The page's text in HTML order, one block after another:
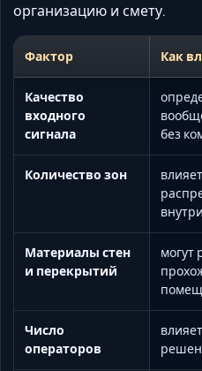
организацию и смету.
Фактор Как
Качество
входного
сигнала
без
Количество зон
Материалы стен
и перекрытий
могут
Число
операторов